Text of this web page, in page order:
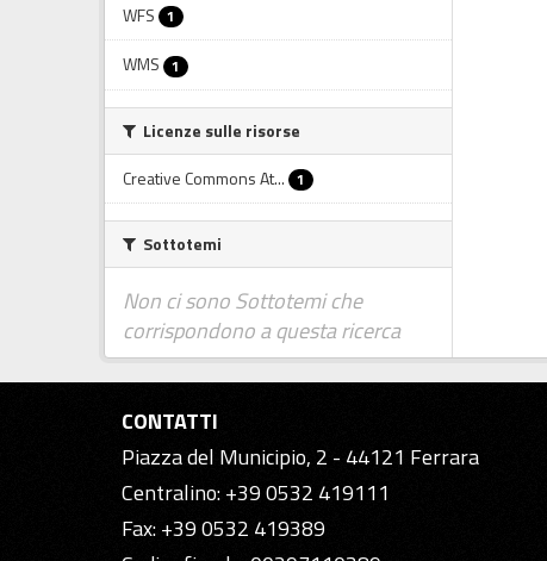
WFS 1
WMS 1
Licenze sulle risorse
Creative Commons At... 1
Sottotemi
Non ci sono Sottotemi che
corrispondono a questa ricerca
CONTATTI
Piazza del Municipio, 2 - 44121 Ferrara
Centralino: +39 0532 419111
Fax: +39 0532 419389